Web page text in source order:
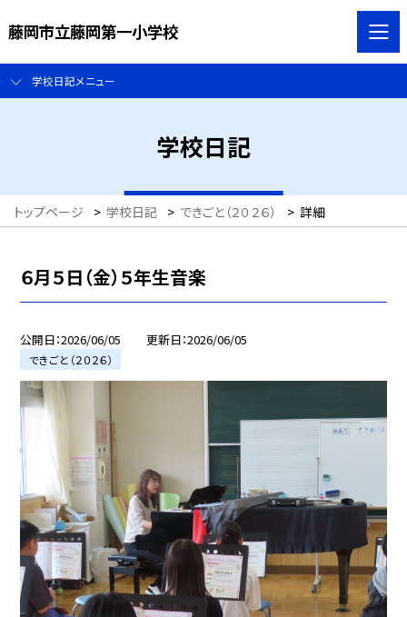
藤岡市立藤岡第一小学校
学校日記メニュー
学校日記
トップページ > 学校日記 > できごと（２０２６） > 詳細
６月５日（金）５年生音楽
公開日 2026/06/05 更新日 2026/06/05
できごと（２０２６）